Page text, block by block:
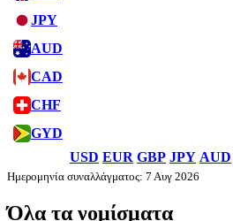
JPY
AUD
CAD
CHF
GYD
USD EUR GBP JPY AUD
Ημερομηνία συναλλάγματος: 7 Αυγ 2026
Όλα τα νομίσματα